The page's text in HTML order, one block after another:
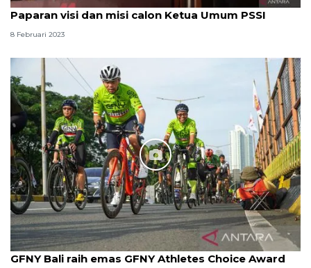
Paparan visi dan misi calon Ketua Umum PSSI
8 Februari 2023
GFNY Bali raih emas GFNY Athletes Choice Award